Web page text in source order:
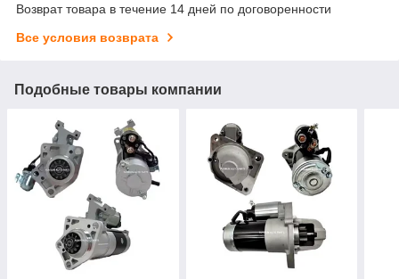
Возврат товара в течение 14 дней по договоренности
Все условия возврата
Подобные товары компании